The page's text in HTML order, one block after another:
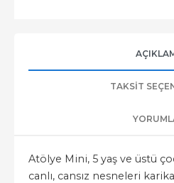
TAKSIT
Atölye Mini, 5 yaş ve üstü
canlı, cansız nesneleri